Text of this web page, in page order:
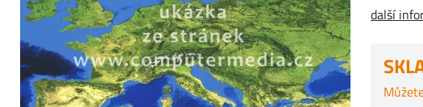
další